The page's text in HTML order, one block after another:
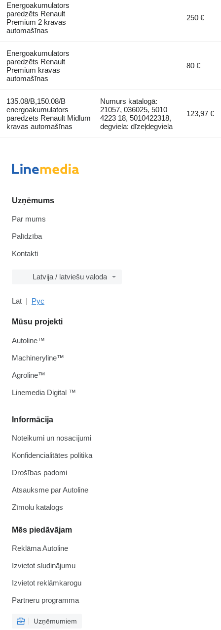
Energoakumulators
paredzēts Renault
Premium 2 kravas
automašīnas
250 €
Energoakumulators
paredzēts Renault
Premium kravas
automašīnas
80 €
135.08/B,150.08/B
energoakumulators
paredzēts Renault Midlum
kravas automašīnas
Numurs katalogā:
21057, 036025, 5010
4223 18, 5010422318,
degviela: dīzeļdegviela
123,97 €
Uzņēmums
Par mums
Palīdzība
Kontakti
Latvija / latviešu valoda
Lat Рус
Informācija
Noteikumi un nosacījumi
Konfidencialitātes politika
Drošības padomi
Atsauksme par Autoline
Zīmolu katalogs
Mēs piedāvājam
Reklāma Autoline
Izvietot sludinājumu
Izvietot reklāmkarogu
Partneru programma
Uzņēmumiem
Mūsu projekti
Autoline™
Machineryline™
Agroline™
Linemedia Digital ™